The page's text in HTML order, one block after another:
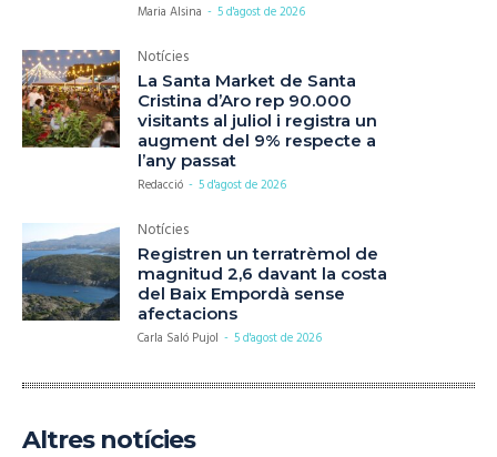
Maria Alsina - 5 d'agost de 2026
Notícies
La Santa Market de Santa
Cristina d’Aro rep 90.000
visitants al juliol i registra un
augment del 9% respecte a
l’any passat
Redacció - 5 d'agost de 2026
Notícies
Registren un terratrèmol de
magnitud 2,6 davant la costa
del Baix Empordà sense
afectacions
Carla Saló Pujol - 5 d'agost de 2026
Altres notícies